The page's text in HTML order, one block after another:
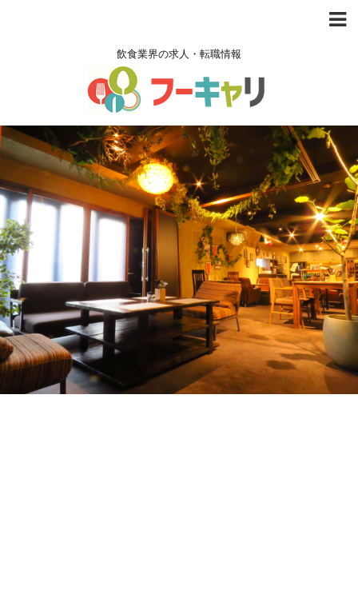
飲食業界の求人・転職情報